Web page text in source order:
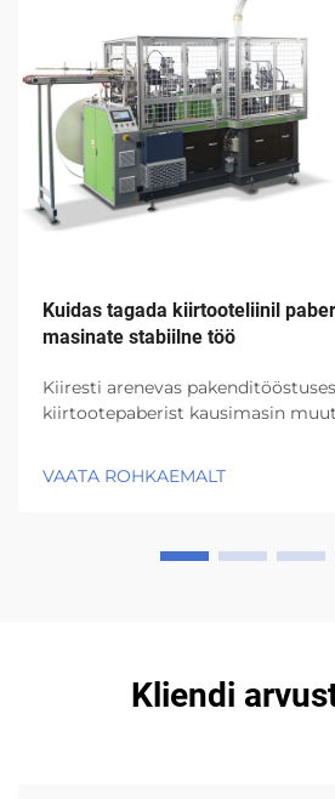
Kuidas tagada kiirtooteliinil
masinate stabiilne töö
Kiiresti arenevas
kiirtootepaberist kausimasin
ühekordse paberpakendite järele
VAATA ROHKAEMALT
Kliendi